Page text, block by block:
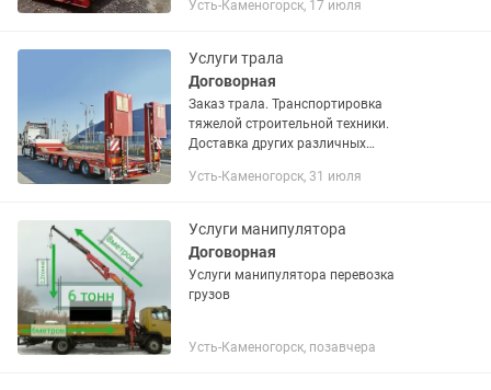
безналичный расчет.
Усть-Каменогорск, 17 июля
Услуги трала
Договорная
Заказ трала. Транспортировка
тяжелой строительной техники.
Доставка других различных
Городские и междугородные доставки.
Высокорамные и...
Усть-Каменогорск, 31 июля
Услуги манипулятора
Договорная
Услуги манипулятора перевозка
грузов
Усть-Каменогорск, позавчера